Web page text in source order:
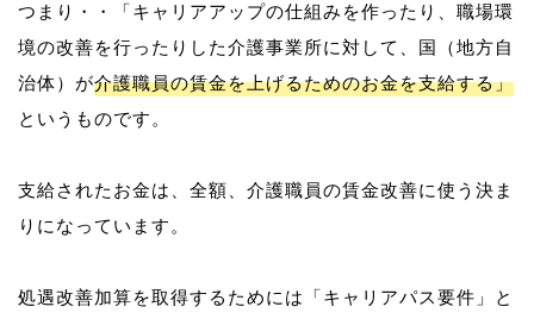
つまり・・「キャリアアップの仕組みを作ったり、職場環
境の改善を行ったりした介護事業所に対して、国（地方自
治体）が介護職員の賃金を上げるためのお金を支給する」
というものです。
支給されたお金は、全額、介護職員の賃金改善に使う決ま
りになっています。
処遇改善加算を取得するためには「キャリアパス要件」と